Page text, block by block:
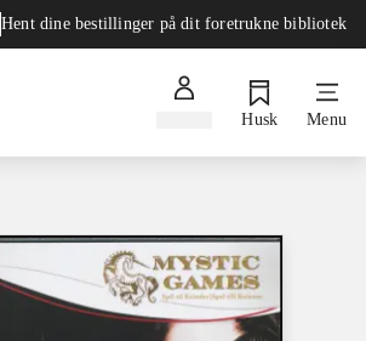
Hent dine bestillinger på dit foretrukne bibliotek
Husk Menu